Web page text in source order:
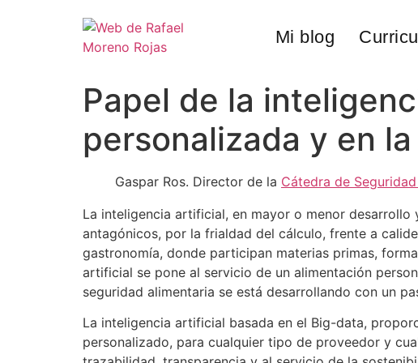
Mi blog
Papel de la
personalizada y en
Gaspar Ros. Director de la Cátedra de
La inteligencia artificial, en mayor o menor
antagónicos, por la frialdad del cálculo, frente a
gastronomía, donde participan materias primas,
artificial se pone al servicio de un alimentación
seguridad alimentaria se está desarrollando con un
La inteligencia artificial basada en el Big-data,
personalizado, para cualquier tipo de proveedor y